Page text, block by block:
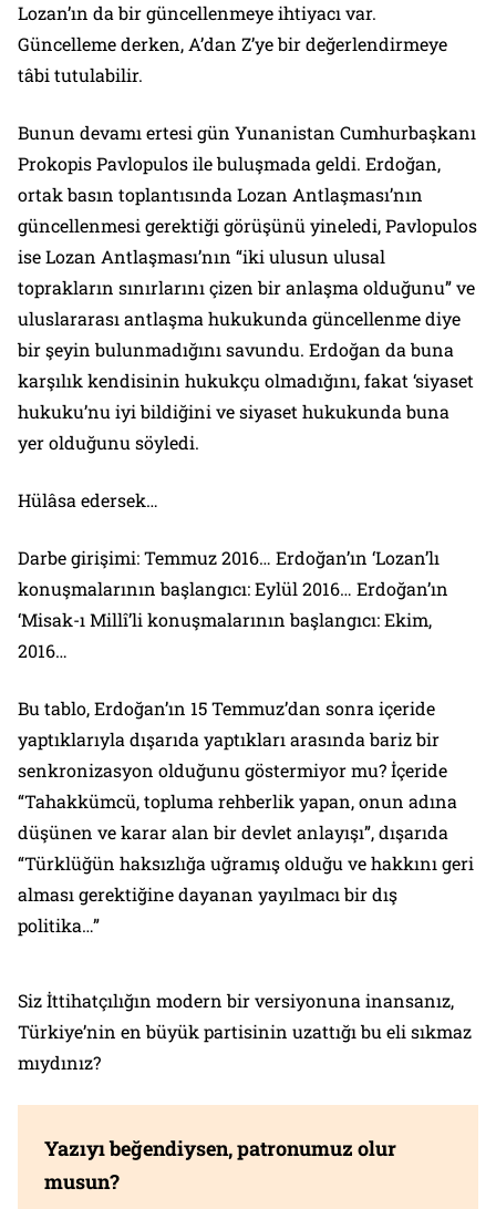
Lozan’ın da bir güncellenmeye ihtiyacı var.
Güncelleme derken, A’dan Z’ye bir değerlendirmeye
tâbi tutulabilir.
Bunun devamı ertesi gün Yunanistan Cumhurbaşkanı
Prokopis Pavlopulos ile buluşmada geldi. Erdoğan,
ortak basın toplantısında Lozan Antlaşması’nın
güncellenmesi gerektiği görüşünü yineledi, Pavlopulos
ise Lozan Antlaşması’nın “iki ulusun ulusal
toprakların sınırlarını çizen bir anlaşma olduğunu” ve
uluslararası antlaşma hukukunda güncellenme diye
bir şeyin bulunmadığını savundu. Erdoğan da buna
karşılık kendisinin hukukçu olmadığını, fakat ‘siyaset
hukuku’nu iyi bildiğini ve siyaset hukukunda buna
yer olduğunu söyledi.
Hülâsa edersek…
Darbe girişimi: Temmuz 2016… Erdoğan’ın ‘Lozan’lı
konuşmalarının başlangıcı: Eylül 2016… Erdoğan’ın
‘Misak-ı Millî’li konuşmalarının başlangıcı: Ekim,
2016…
Bu tablo, Erdoğan’ın 15 Temmuz’dan sonra içeride
yaptıklarıyla dışarıda yaptıkları arasında bariz bir
senkronizasyon olduğunu göstermiyor mu? İçeride
“Tahakkümcü, topluma rehberlik yapan, onun adına
düşünen ve karar alan bir devlet anlayışı”, dışarıda
“Türklüğün haksızlığa uğramış olduğu ve hakkını geri
alması gerektiğine dayanan yayılmacı bir dış
politika…”
Siz İttihatçılığın modern bir versiyonuna inansanız,
Türkiye’nin en büyük partisinin uzattığı bu eli sıkmaz
mıydınız?
Yazıyı beğendiysen, patronumuz olur
musun?